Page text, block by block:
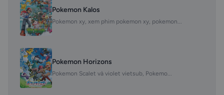
Pokemon Kalos
Pokemon xy, xem phim pokemon xy, pokemon...
Pokemon Horizons
Pokemon Scalet và violet vietsub, Pokemo...